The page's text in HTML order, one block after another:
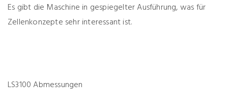
Es gibt die Maschine in gespiegelter Ausführung, was für
Zellenkonzepte sehr interessant ist.
LS3100 Abmessungen